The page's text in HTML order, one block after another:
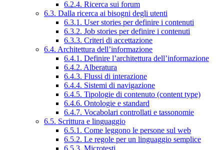
6.2.4. Ricerca sui forum
6.3. Dalla ricerca ai bisogni degli utenti
6.3.1. User stories per definire i contenuti
6.3.2. Job stories per definire i contenuti
6.3.3. Criteri di accettazione
6.4. Architettura dell’informazione
6.4.1. Definire l’architettura dell’informazione
6.4.2. Alberatura
6.4.3. Flussi di interazione
6.4.4. Sistemi di navigazione
6.4.5. Tipologie di contenuto (content type)
6.4.6. Ontologie e standard
6.4.7. Vocabolari controllati e tassonomie
6.5. Scrittura e linguaggio
6.5.1. Come leggono le persone sul web
6.5.2. Le regole per un linguaggio semplice
6.5.3. Microtesti